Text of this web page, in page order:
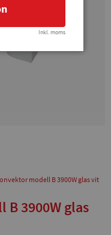
modell B 3900W glas vit
3900W glas
Inkl. moms